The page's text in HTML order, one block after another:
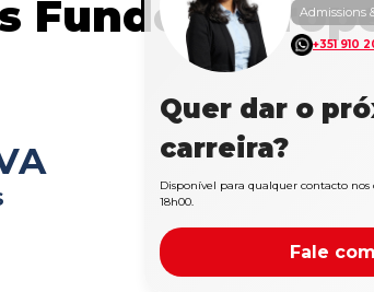
Fundos Admissions
+351 910
Quer dar o
carreira?
Disponível para qualquer contacto nos
18h00.
Fale